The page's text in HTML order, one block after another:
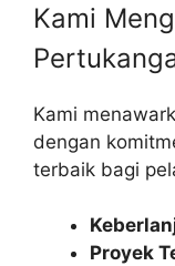
Kami
Kami
dengan
terbaik bagi
Proyek